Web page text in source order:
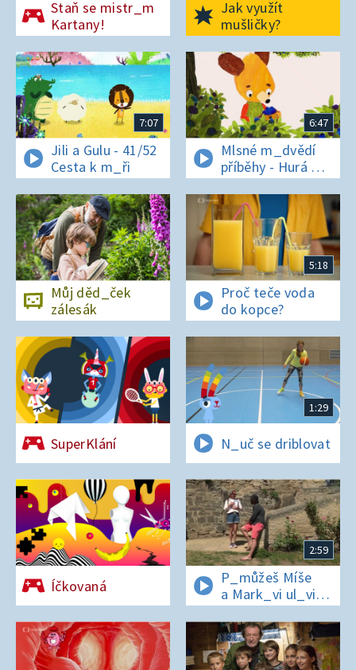
Staň se mistr_m
Kartany!
Jak využít
mušličky?
7:07
Jili a Gulu - 41/52
Cesta k m_ři
6:47
Mlsné m_dvědí
příběhy - Hurá na
bor_vky
Můj děd_ček
zálesák
5:18
Proč teče voda
do kopce?
SuperKlání
1:29
N_uč se driblovat
Íčkovaná
2:59
P_můžeš Míše
a Mark_vi ul_vit
hesl_ na zámku
v Nelahezevsi?